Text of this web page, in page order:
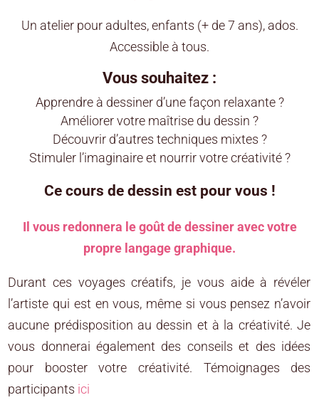
Un atelier pour adultes, enfants (+ de 7 ans), ados.
Accessible à tous.
Vous souhaitez :
Apprendre à dessiner d’une façon relaxante ?
Améliorer votre maîtrise du dessin ?
Découvrir d’autres techniques mixtes ?
Stimuler l’imaginaire et nourrir votre créativité ?
Ce cours de dessin est pour vous !
Il vous redonnera le goût de dessiner avec votre
propre langage graphique.
Durant ces voyages créatifs, je vous aide à révéler
l’artiste qui est en vous, même si vous pensez n’avoir
aucune prédisposition au dessin et à la créativité. Je
vous donnerai également des conseils et des idées
pour booster votre créativité. Témoignages des
participants ici